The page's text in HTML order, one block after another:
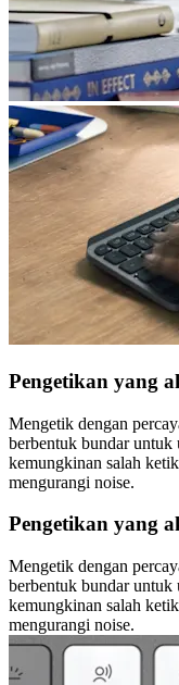
Pengetikan yang
Mengetik dengan
berbentuk bundar
kemungkinan salah
mengurangi noise.
Pengetikan yang
Mengetik dengan
berbentuk bundar
kemungkinan salah
mengurangi noise.